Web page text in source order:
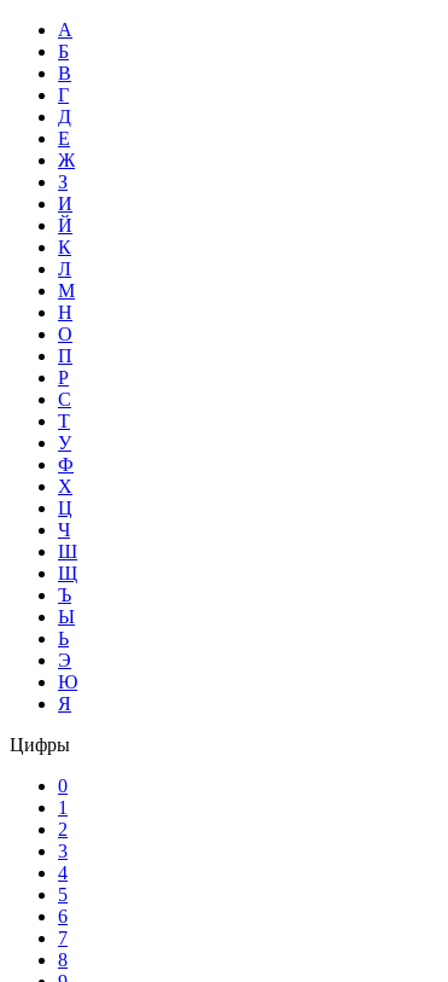
А
Б
В
Г
Д
Е
Ж
З
И
Й
К
Л
М
Н
О
П
Р
С
Т
У
Ф
Х
Ц
Ч
Ш
Щ
Ъ
Ы
Ь
Э
Ю
Я
Цифры
0
1
2
3
4
5
6
7
8